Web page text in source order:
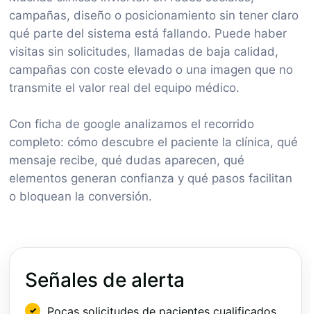
campañas, diseño o posicionamiento sin tener claro
qué parte del sistema está fallando. Puede haber
visitas sin solicitudes, llamadas de baja calidad,
campañas con coste elevado o una imagen que no
transmite el valor real del equipo médico.
Con ficha de google analizamos el recorrido
completo: cómo descubre el paciente la clínica, qué
mensaje recibe, qué dudas aparecen, qué
elementos generan confianza y qué pasos facilitan
o bloquean la conversión.
Señales de alerta
Pocas solicitudes de pacientes cualificados